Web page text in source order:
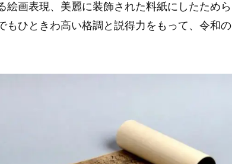
画表現、美麗に装飾された料紙にしたためら
ひときわ高い格調と説得力をもって、令和の